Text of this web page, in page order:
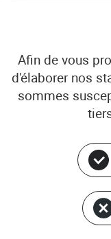
18, rue
02
Afin de vous
d'élaborer nos
sommes